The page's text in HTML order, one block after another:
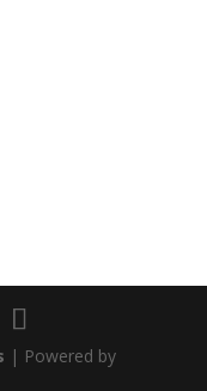
| Powered by